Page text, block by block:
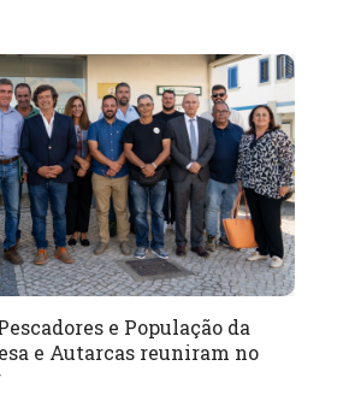
e População da
e Autarcas reuniram no